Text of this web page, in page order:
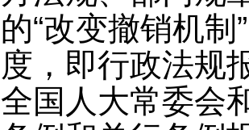
的“改变撤销机
度，即行政法规
全国人大常委会